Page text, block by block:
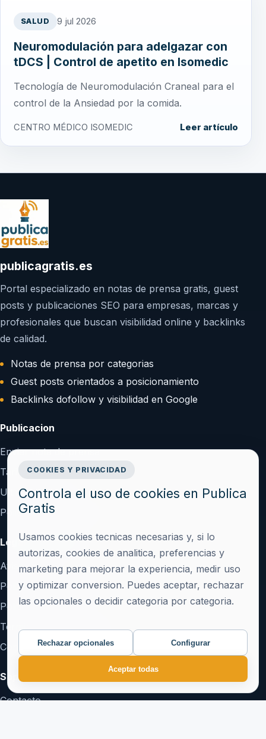
SALUD 9 jul 2026
Neuromodulación para adelgazar con
tDCS | Control de apetito en Isomedic
Tecnología de Neuromodulación Craneal para el
control de la Ansiedad por la comida.
CENTRO MÉDICO ISOMEDIC Leer artículo
publicagratis.es
Portal especializado en notas de prensa gratis, guest
posts y publicaciones SEO para empresas, marcas y
profesionales que buscan visibilidad online y backlinks
de calidad.
Notas de prensa por categorias
Guest posts orientados a posicionamiento
Backlinks dofollow y visibilidad en Google
Publicacion
Enviar nota de prensa
Tarifas
Ultimos articulos
Politica de publicacion
Legal y confianza
Aviso Legal
Politica de Privacidad
Politica de Cookies
Terminos y Condiciones
Configurar cookies
Soporte
Contacto
COOKIES Y PRIVACIDAD
Controla el uso de cookies en Publica
Gratis
Usamos cookies tecnicas necesarias y, si lo
autorizas, cookies de analitica, preferencias y
marketing para mejorar la experiencia, medir uso
y optimizar conversion. Puedes aceptar, rechazar
las opcionales o decidir categoria por categoria.
Rechazar opcionales Configurar
Aceptar todas